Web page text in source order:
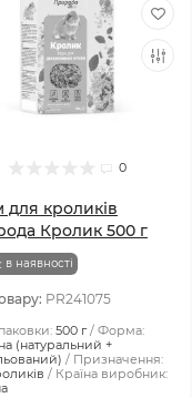
0
для кроликів
Кролик 500 г
наявності
PR241075
500 г
Форма:
(натуральний +
Призначення:
Країна виробник: